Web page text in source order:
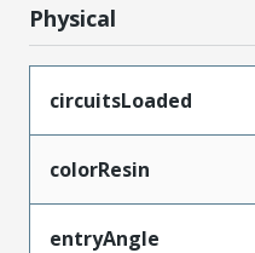
Physical
circuitsLoaded
colorResin
entryAngle